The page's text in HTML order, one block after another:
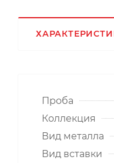
Проба
Коллекция
Вид металла
Вид вставки